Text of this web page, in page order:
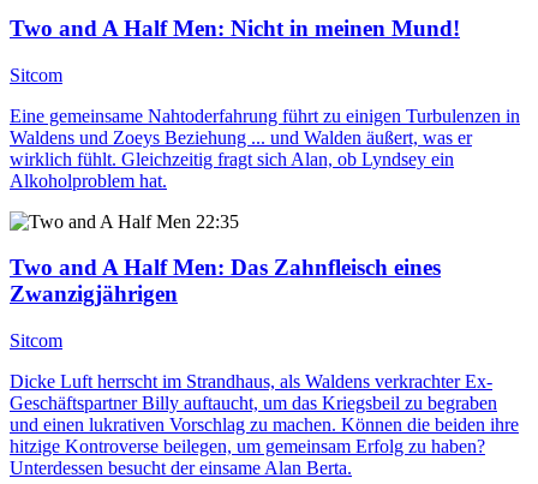
Two and A Half Men: Nicht in meinen Mund!
Sitcom
Eine gemeinsame Nahtoderfahrung führt zu einigen Turbulenzen in
Waldens und Zoeys Beziehung ... und Walden äußert, was er
wirklich fühlt. Gleichzeitig fragt sich Alan, ob Lyndsey ein
Alkoholproblem hat.
22:35
Two and A Half Men: Das Zahnfleisch eines
Zwanzigjährigen
Sitcom
Dicke Luft herrscht im Strandhaus, als Waldens verkrachter Ex-
Geschäftspartner Billy auftaucht, um das Kriegsbeil zu begraben
und einen lukrativen Vorschlag zu machen. Können die beiden ihre
hitzige Kontroverse beilegen, um gemeinsam Erfolg zu haben?
Unterdessen besucht der einsame Alan Berta.